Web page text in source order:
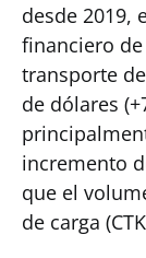
desde 2019,
financiero de
transporte
de dólares
incremento
que el
de carga